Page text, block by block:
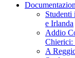
Studenti
e Irlanda
Addio
Chierici:
A